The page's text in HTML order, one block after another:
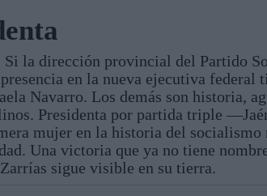
Andalucía Internacional Opinión Cultura
Si la dirección provincial del Partido
en la nueva ejecutiva federal
Navarro. Los demás son historia,
Presidenta por partida triple
mujer en la historia del socialismo
Una victoria que ya no tiene
sigue visible en su tierra.